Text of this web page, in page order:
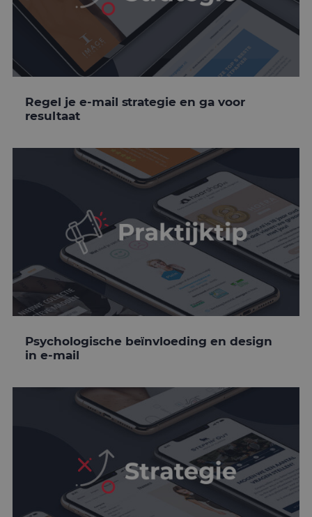
Regel je e-mail strategie en ga voor
resultaat
Psychologische beïnvloeding en design
in e-mail